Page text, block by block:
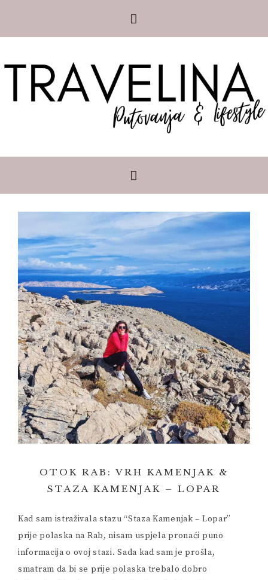
OTOK RAB: VRH KAMENJAK &
STAZA KAMENJAK – LOPAR
Kad sam istraživala stazu “Staza Kamenjak – Lopar”
prije polaska na Rab, nisam uspjela pronaći puno
informacija o ovoj stazi. Sada kad sam je prošla,
smatram da bi se prije polaska trebalo dobro